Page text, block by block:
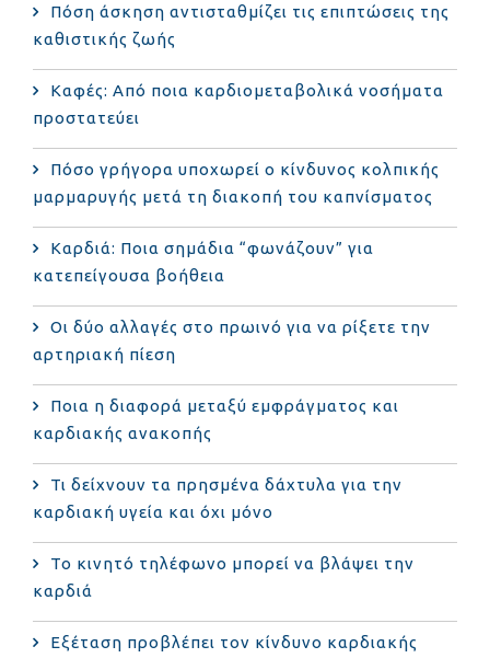
Πόση άσκηση αντισταθμίζει τις επιπτώσεις της
καθιστικής ζωής
Καφές: Από ποια καρδιομεταβολικά νοσήματα
προστατεύει
Πόσο γρήγορα υποχωρεί ο κίνδυνος κολπικής
μαρμαρυγής μετά τη διακοπή του καπνίσματος
Καρδιά: Ποια σημάδια “φωνάζουν” για
κατεπείγουσα βοήθεια
Οι δύο αλλαγές στο πρωινό για να ρίξετε την
αρτηριακή πίεση
Ποια η διαφορά μεταξύ εμφράγματος και
καρδιακής ανακοπής
Τι δείχνουν τα πρησμένα δάχτυλα για την
καρδιακή υγεία και όχι μόνο
Το κινητό τηλέφωνο μπορεί να βλάψει την
καρδιά
Eξέταση προβλέπει τον κίνδυνο καρδιακής